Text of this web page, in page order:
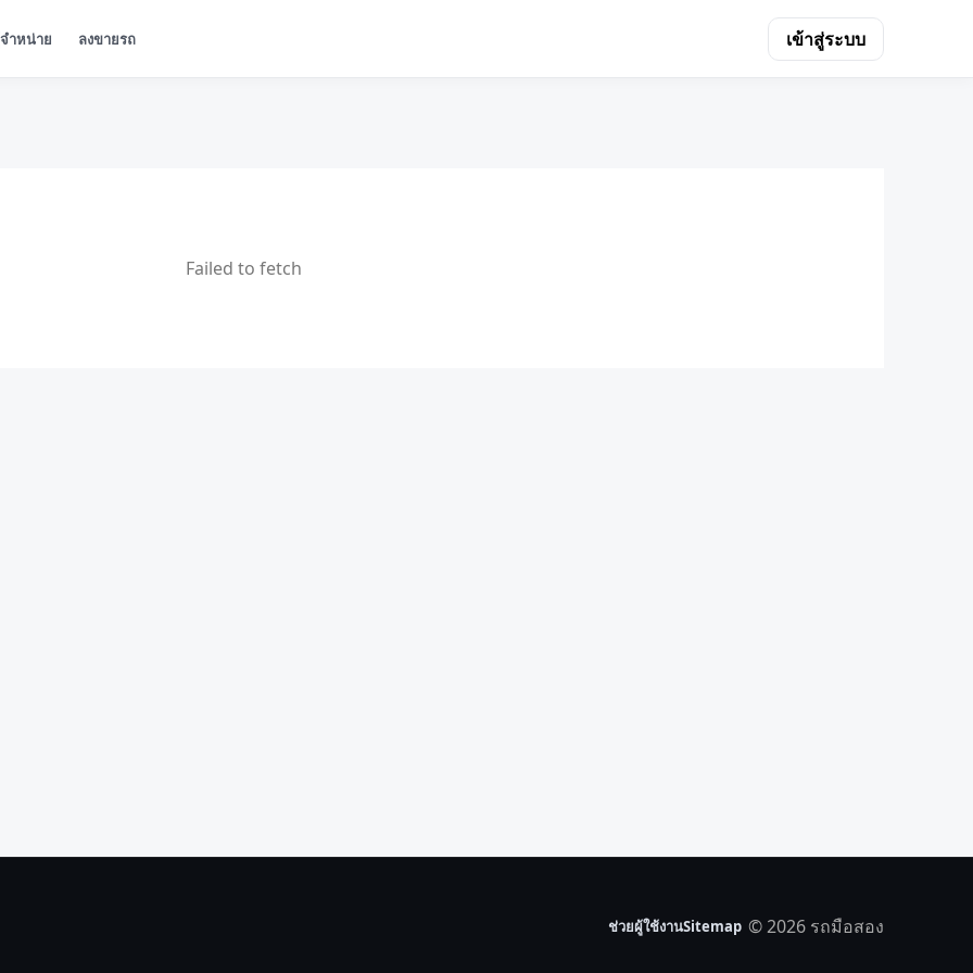
ำหน่าย ลงขายรถ เข้าสู่ระบบ
Failed to fetch
ช่วยผู้ใช้งานSitemap © 2026 รถมือสอง